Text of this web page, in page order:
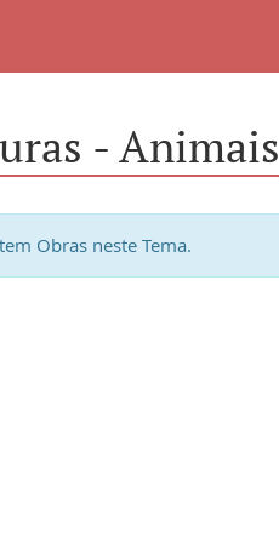
- Animais
Obras neste Tema.